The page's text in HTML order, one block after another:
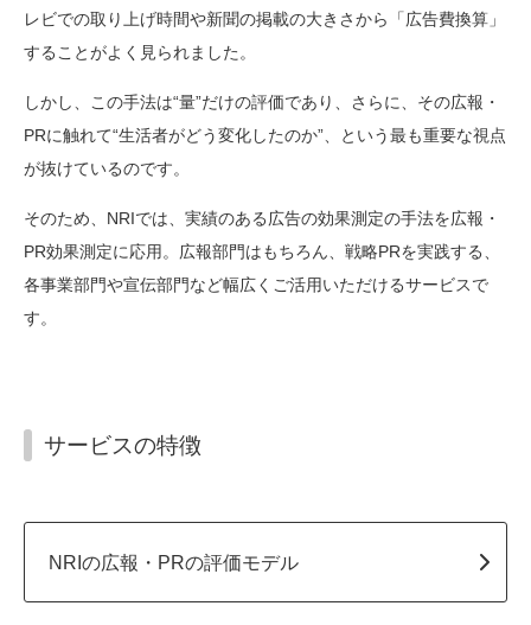
レビでの取り上げ時間や新聞の掲載の大きさから「広告費換算」
することがよく見られました。
しかし、この手法は“量”だけの評価であり、さらに、その広報・
PRに触れて“生活者がどう変化したのか”、という最も重要な視点
が抜けているのです。
そのため、NRIでは、実績のある広告の効果測定の手法を広報・
PR効果測定に応用。広報部門はもちろん、戦略PRを実践する、
各事業部門や宣伝部門など幅広くご活用いただけるサービスで
す。
サービスの特徴
NRIの広報・PRの評価モデル